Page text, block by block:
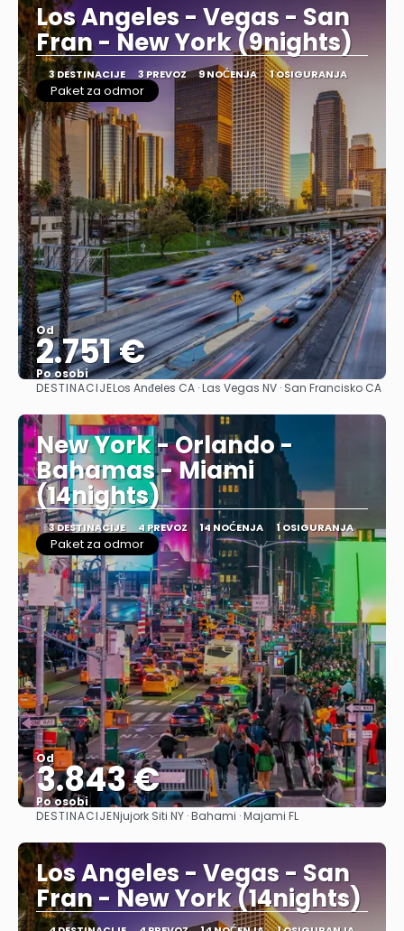
Los Angeles - Vegas - San
Fran - New York (9nights)
3 DESTINACIJE 3 PREVOZ 9 NOĆENJA 1 OSIGURANJA
Paket za odmor
Od
2.751 €
Po osobi
Pogledajte
DESTINACIJELos Anđeles CA · Las Vegas NV · San Francisko CA
New York - Orlando -
Bahamas - Miami
(14nights)
3 DESTINACIJE 4 PREVOZ 14 NOĆENJA 1 OSIGURANJA
Paket za odmor
Od
3.843 €
Po osobi
Pogledajte
DESTINACIJENjujork Siti NY · Bahami · Majami FL
Los Angeles - Vegas - San
Fran - New York (14nights)